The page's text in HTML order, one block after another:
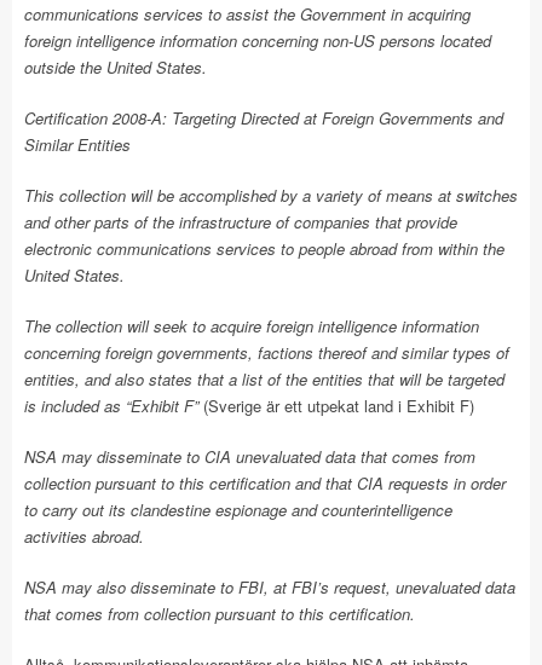
communications services to assist the Government in acquiring
foreign intelligence information concerning non-US persons located
outside the United States.
Certification 2008-A: Targeting Directed at Foreign Governments and
Similar Entities
This collection will be accomplished by a variety of means at switches
and other parts of the infrastructure of companies that provide
electronic communications services to people abroad from within the
United States.
The collection will seek to acquire foreign intelligence information
concerning foreign governments, factions thereof and similar types of
entities, and also states that a list of the entities that will be targeted
is included as “Exhibit F” (Sverige är ett utpekat land i Exhibit F)
NSA may disseminate to CIA unevaluated data that comes from
collection pursuant to this certification and that CIA requests in order
to carry out its clandestine espionage and counterintelligence
activities abroad.
NSA may also disseminate to FBI, at FBI’s request, unevaluated data
that comes from collection pursuant to this certification.